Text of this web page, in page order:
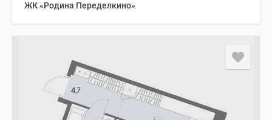
ЖК «Родина Переделкино»